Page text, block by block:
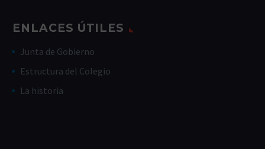
ENLACES ÚTILES
Junta de Gobierno
Estructura del Colegio
La historia